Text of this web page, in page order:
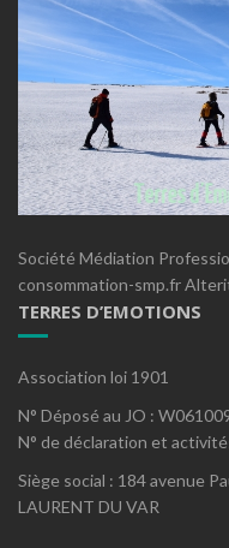
Société Médiation
consommation-smp.fr
TERRES D’EMOTIONS
Association loi 1901
N° Déposé au JO :
N° de déclaration et
Siège social : 184 avenue
LAURENT DU VAR